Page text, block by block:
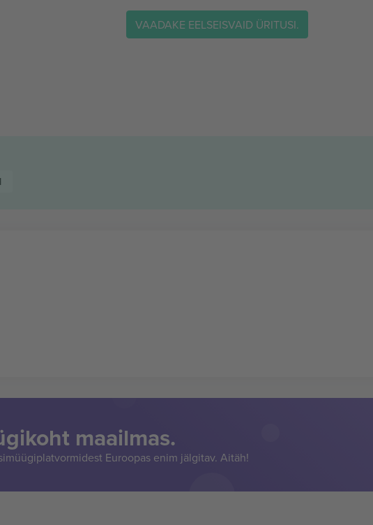
VAADAKE EELSEISVAID ÜRITUSI.
maailmas.
Euroopas enim jälgitav. Aitäh!